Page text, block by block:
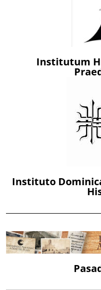
Institutum
Instituto